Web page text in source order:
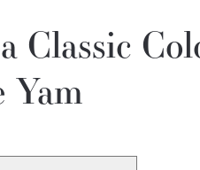
Classic
Yam